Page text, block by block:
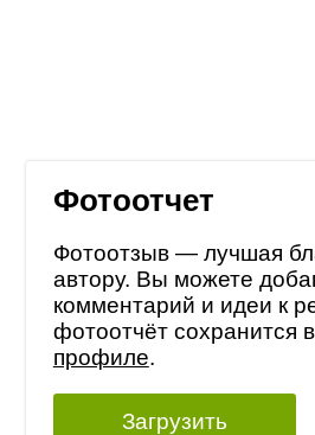
Фотоотчет
Фотоотзыв — лучшая
автору. Вы можете
комментарий и идеи к
фотоотчёт сохранится в
профиле.
Загрузить